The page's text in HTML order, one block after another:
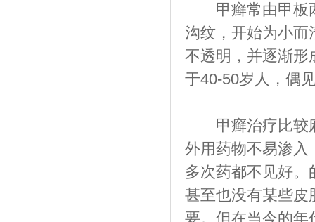
甲癣常由甲板两
沟纹，开始为小而
不透明，并逐渐形
于40-50岁人，偶
甲癣治疗比较麻
外用药物不易渗入
多次药都不见好
甚至也没有某些皮
要。但在当今的年